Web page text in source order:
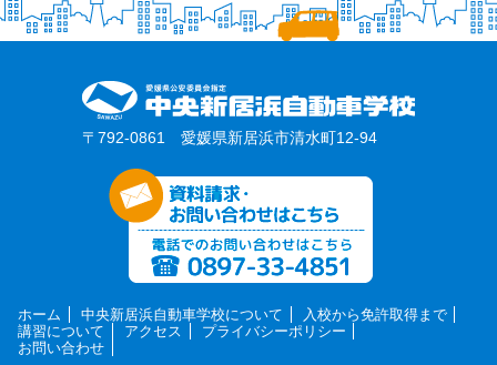
〒792-0861 愛媛県新居浜市清水町12-94
ホーム 中央新居浜自動車学校について
入校から免許取得まで
講習について
アクセス
プライバシーポリシー
お問い合わせ